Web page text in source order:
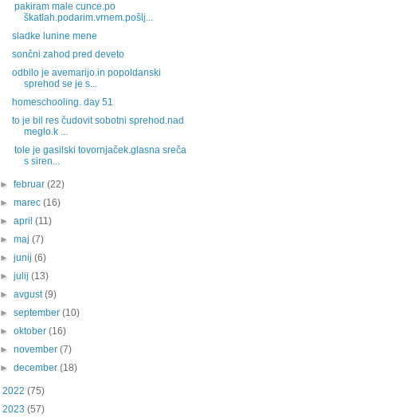
pakiram male cunce.po
škatlah.podarim.vrnem.pošlj...
sladke lunine mene
sončni zahod pred deveto
odbilo je avemarijo.in popoldanski
sprehod se je s...
homeschooling. day 51
to je bil res čudovit sobotni sprehod.nad
meglo.k ...
tole je gasilski tovornjaček.glasna sreča
s siren...
►februar(22)
►marec(16)
►april(11)
►maj(7)
►junij(6)
►julij(13)
►avgust(9)
►september(10)
►oktober(16)
►november(7)
►december(18)
2022 (75)
2023 (57)